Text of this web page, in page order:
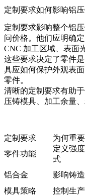
定制要求如何影响铝
定制要求影响整个铝
问价格。他们应明确
CNC 加工区域、表面
这些要求决定了零件
具应如何保护外观表
零件。
清晰的定制要求有助
压铸模具、加工余量
定制要求 为何重要
零件功能
定义强
式
铝合金 影响铸
模具策略
控制生